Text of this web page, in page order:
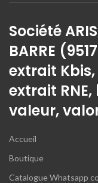
Société
BARRE
extrait
extrait
valeur,
Accueil
Boutique
Catalogue Whatsapp